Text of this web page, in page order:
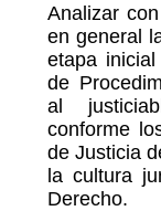
Analizar
en general
etapa
de
al
conforme
de Justicia
la cultura
Derecho.